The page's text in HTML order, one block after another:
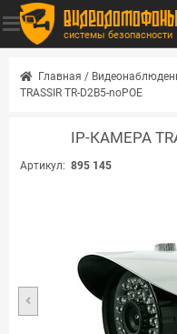
системы безопасности
Главная /
TRASSIR TR-D2B5-noPOE
IP-КАМЕРА
Артикул: 895 145